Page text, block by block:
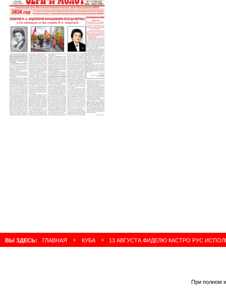
ВЫ ЗДЕСЬ: ГЛАВНАЯ КУБА 13 АВГУСТА ФИДЕЛЮ КАСТРО РУС
При полном